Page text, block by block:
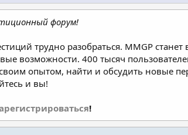
форум!
трудно разобраться. MMGP
возможности. 400 тысяч
опытом, найти и обсудить новые
и вы!
!